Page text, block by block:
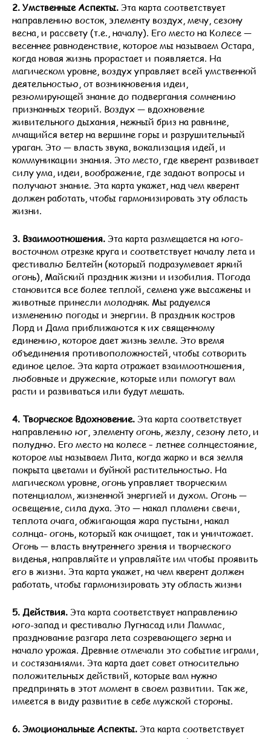
2. Умственные Аспекты.Эта карта соответствует
направлению восток, элементу воздух, мечу, сезону
весна, и рассвету (т.е., началу). Его место на Колесе —
весеннее равноденствие, которое мы называем Остара,
когда новая жизнь прорастает и появляется. На
магическом уровне, воздух управляет всей умственной
деятельностью, от возникновения идеи,
резюмирующей знание до подвергания сомнению
признанных теорий. Воздух — вдохновение
живительного дыхания, нежный бриз на равнине,
мчащийся ветер на вершине горы и разрушительный
ураган. Это — власть звука, вокализация идей, и
коммуникации знания. Это место, где кверент развивает
силу ума, идеи, воображение, где задают вопросы и
получают знание. Эта карта укажет, над чем кверент
должен работать, чтобы гармонизировать эту область
жизни.
3. Взаимоотношения.Эта карта размещается на юго-
восточном отрезке круга и соответствует началу лета и
фестивалю Белтейн (который подразумевает яркий
огонь), Майский праздник жизни и изобилия. Погода
становится все более теплой, семена уже высажены и
животные принесли молодняк. Мы радуемся
изменению погоды и энергии. В праздник костров
Лорд и Дама приближаются к их священному
единению, которое дает жизнь земле. Это время
объединения противоположностей, чтобы сотворить
единое целое. Эта карта отражает взаимоотношения,
любовные и дружеские, которые или помогут вам
расти и развиваться или будут мешать.
4. Творческое Вдохновение.Эта карта соответствует
направлению юг, элементу огонь, жезлу, сезону лето, и
полудню. Его место на колесе – летнее солнцестояние,
которое мы называем Лита, когда жарко и вся земля
покрыта цветами и буйной растительностью. На
магическом уровне, огонь управляет творческим
потенциалом, жизненной энергией и духом. Огонь —
освещение, сила духа. Это — накал пламени свечи,
теплота очага, обжигающая жара пустыни, накал
солнца- огонь, который как очищает, так и уничтожает.
Огонь — власть внутреннего зрения и творческого
виденья, направляйте и управляйте им чтобы проявить
его в жизни. Эта карта укажет, на чем кверент должен
работать, чтобы гармонизировать эту область жизни
5. Действия.Эта карта соответствует направлению
юго-запад и фестивалю Лугнасад или Ламмас,
празднование разгара лета созревающего зерна и
начало урожая. Древние отмечали это событие играми,
и состязаниями. Эта карта дает совет относительно
положительных действий, которые вам нужно
предпринять в этот момент в своем развитии. Так же,
имеется в виду развитие в себе мужской стороны.
6. Эмоциональные Аспекты.Эта карта соответствует